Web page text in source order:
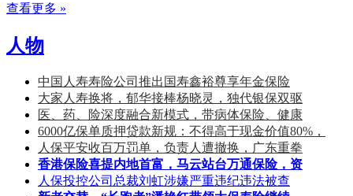
查看更多 »
人物
中国人寿寿险公司推出国寿鑫裕尊享年金保险
大家人寿换将，郁华接棒杨晓灵，独代银保双驱
医、药、险深度融合新模式，带病体保险、健康
6000亿保单质押贷款新规：不得高于现金价值80%，
人保平安收百万罚单，负责人遭撤换，广东重拳
香港保险喜提内地首富，马云站台万通保险，资
人保投控公司总裁刘虹涉嫌严重违纪违法被查